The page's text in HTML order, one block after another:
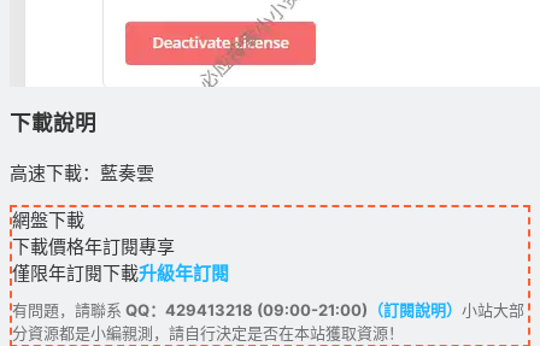
下載說明
高速下載：藍奏雲
網盤下載
下載價格年訂閱專享
僅限年訂閱下載升級年訂閱
有問題，請聯系 QQ：429413218 (09:00-21:00) （訂閱說明） 小站大部
分資源都是小編親測，請自行決定是否在本站獲取資源！